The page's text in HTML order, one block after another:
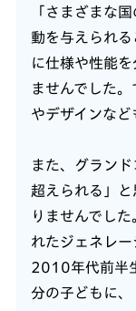
「さまざまな
動を与えられ
に仕様や性能
ませんでした
やデザインなど
また、グラン
超えられる」
りませんでし
れたジェネレ
2010年代前半
分の子どもに